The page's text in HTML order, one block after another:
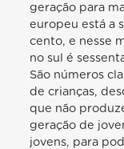
geração para
europeu está a
cento, e nesse
no sul é
São números
de crianças,
que não
geração de
jovens, para